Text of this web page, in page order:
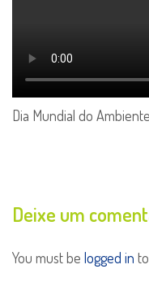
Dia Mundial do Ambiente
Deixe um
You must be logged in